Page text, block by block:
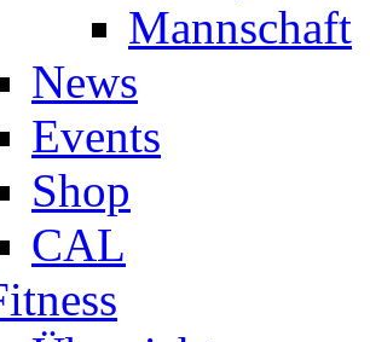
Mannschaft
News
Events
Shop
CAL